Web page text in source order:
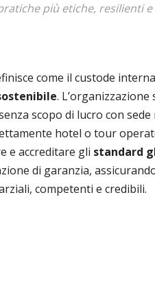
più etiche, resilienti e
come il custode
. L’organizzazione
scopo di lucro con sede
hotel o tour
e accreditare gli standard
di garanzia,
competenti e credibili.